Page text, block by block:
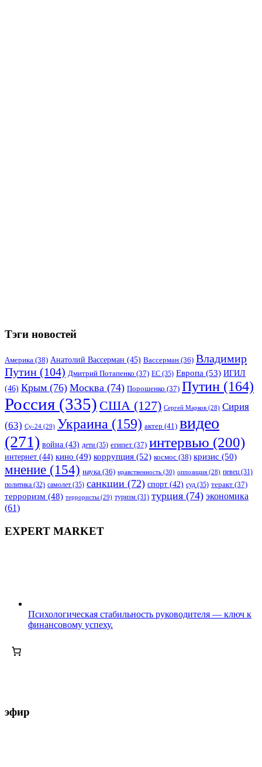
Тэги новостей
Америка (38) Анатолий Вассерман (45) Вассерман (36) Владимир
Путин (104) Дмитрий Потапенко (37) ЕС (35) Европа (53) ИГИЛ
(46) Крым (76) Москва (74) Порошенко (37) Путин (164)
Россия (335) США (127) Сергей Марков (28) Сирия
(63) Су-24 (29) Украина (159) актер (41) видео
(271) война (43) дети (35) египет (37) интервью (200)
интернет (44) кино (49) коррупция (52) космос (38) кризис (50)
мнение (154) наука (36) нравственность (30) оппозиция (28) певец (31)
политика (32) самолет (35) санкции (72) спорт (42) суд (35) теракт (37)
терроризм (48) террористы (29) туризм (31) турция (74) экономика
(61)
EXPERT MARKET
Психологическая стабильность руководителя — ключ к
финансовому успеху.
эфир